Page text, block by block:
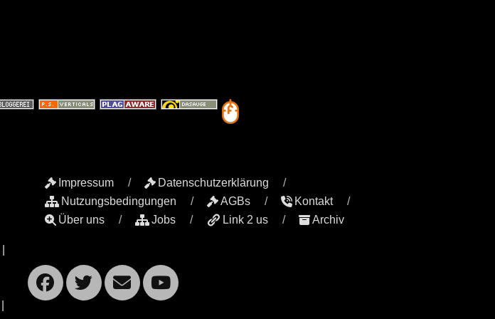
Impressum
Datenschutzerklärung
Nutzungsbedingungen
AGBs
Kontakt
Über uns
Jobs Link 2 us Archiv
Facebook
Twitter
EmailYouTube